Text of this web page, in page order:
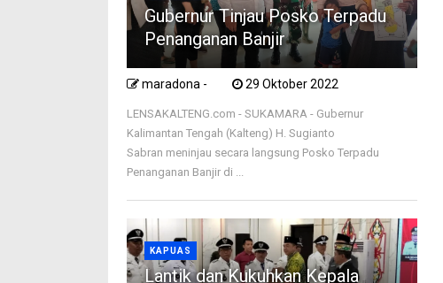
Gubernur Tinjau Posko Terpadu
Penanganan Banjir
maradona - 29 Oktober 2022
LENSAKALTENG.com - SUKAMARA - Gubernur
Kalimantan Tengah (Kalteng) H. Sugianto
Sabran meninjau secara langsung Posko Terpadu
Penanganan Banjir di ...
KAPUAS
Lantik dan Kukuhkan Kepala